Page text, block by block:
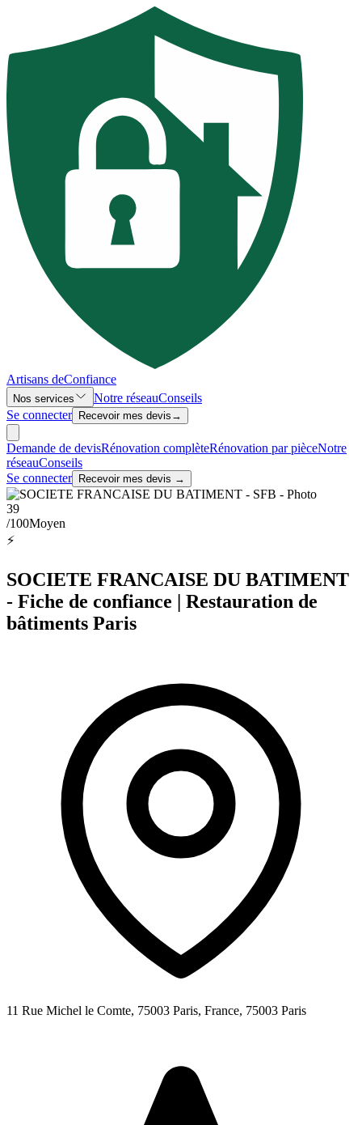
Artisans deConfiance
Nos services Notre réseauConseils
Se connecter
Recevoir mes devis →
Demande de devisRénovation complèteRénovation par pièceNotre
réseauConseils
Se connecter
Recevoir mes devis →
39
/100Moyen
⚡
SOCIETE FRANCAISE DU BATIMENT
- Fiche de confiance | Restauration de
bâtiments Paris
11 Rue Michel le Comte, 75003 Paris, France, 75003 Paris